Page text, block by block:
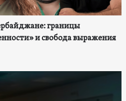
границы
и свобода выражения